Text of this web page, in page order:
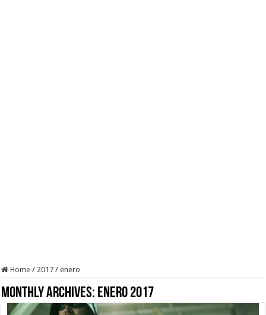
Home / 2017 / enero
Monthly Archives: enero 2017